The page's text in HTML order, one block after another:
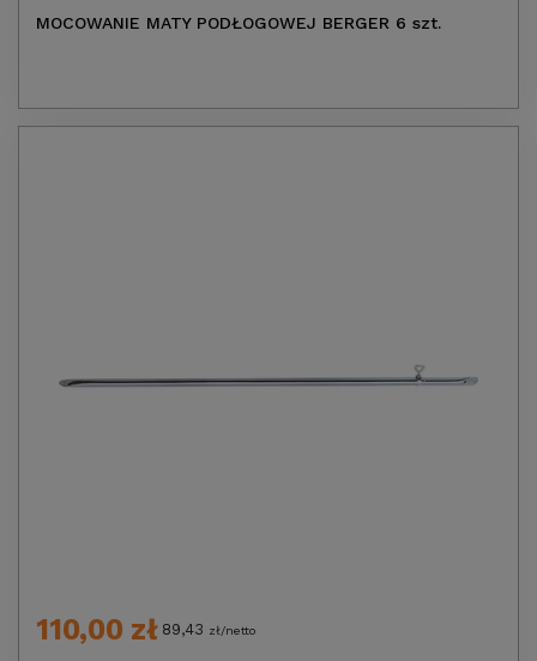
MOCOWANIE MATY PODŁOGOWEJ BERGER 6 szt.
110,00 zł 89,43 zł/netto